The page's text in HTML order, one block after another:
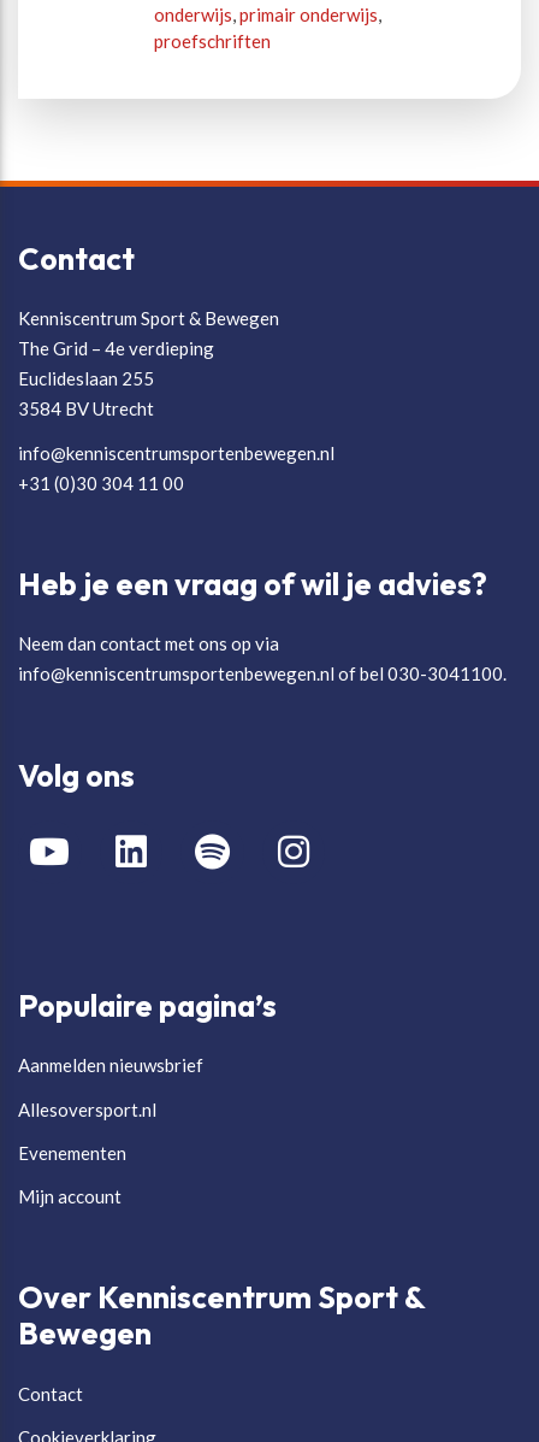
onderwijs,primair onderwijs,
proefschriften
Contact
Kenniscentrum Sport & Bewegen
The Grid – 4e verdieping
Euclideslaan 255
3584 BV Utrecht
info@kenniscentrumsportenbewegen.nl
+31 (0)30 304 11 00
Heb je een vraag of wil je advies?
Neem dan contact met ons op via
info@kenniscentrumsportenbewegen.nl of bel 030-3041100.
Volg ons
Populaire pagina’s
Aanmelden nieuwsbrief
Allesoversport.nl
Evenementen
Mijn account
Over Kenniscentrum Sport &
Bewegen
Contact
Cookieverklaring